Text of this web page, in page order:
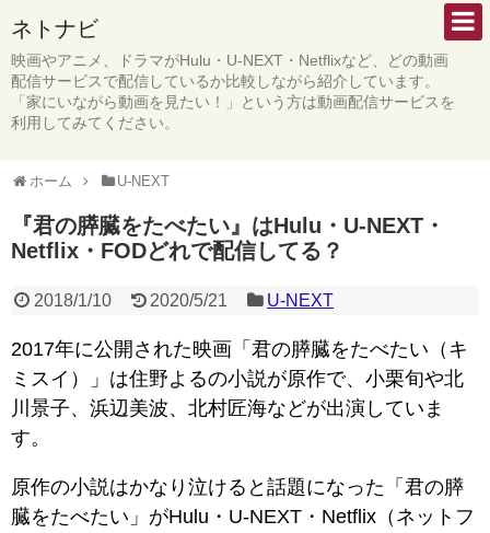
ネトナビ
映画やアニメ、ドラマがHulu・U-NEXT・Netflixなど、どの動画
配信サービスで配信しているか比較しながら紹介しています。
「家にいながら動画を見たい！」という方は動画配信サービスを
利用してみてください。
ホーム U-NEXT
『君の膵臓をたべたい』はHulu・U-NEXT・
Netflix・FODどれで配信してる？
2018/1/10 2020/5/21 U-NEXT
2017年に公開された映画「君の膵臓をたべたい（キ
ミスイ）」は住野よるの小説が原作で、小栗旬や北
川景子、浜辺美波、北村匠海などが出演していま
す。
原作の小説はかなり泣けると話題になった「君の膵
臓をたべたい」がHulu・U-NEXT・Netflix（ネットフ